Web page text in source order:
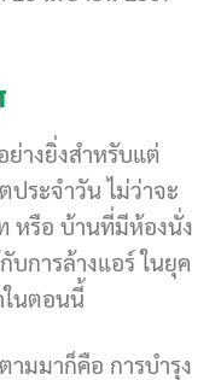
ย่างยิ่งสำหรับแต่
ประจำวัน ไม่ว่าจะ
หรือ บ้านที่มีห้องนั่ง
บการล้างแอร์ ในยุค
ในตอนนี้
ามมาก็คือ การบำรุง